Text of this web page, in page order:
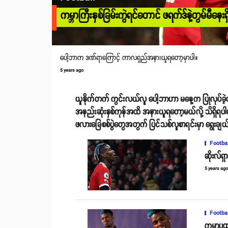
ကမ္ဘာကြီးနှစ်ခြမ်းကွဲရင်တောင် ဖရက်ဒ်နဲ့တွမ်
ပေါ့ဘာက ဒဏ်ရာကြောင့် ကာလရှည်အနားယူရတော့မှာပါ။
5 years ago
ယူနိုက်တက် ကွင်းလယ်လူ ပေါ့ဘာဟာ မနေ့က ပြုလုပ်ခဲ့တဲ့
အနည်းဆုံးနှစ်ကုန်အထိ အနားယူရတော့မယ်လို့ သိရှိရပါ
ဖလားခြေစစ်ပွဲတွေအတွက် ပြင်သစ်လူစာရင်းမှာ ရွေးချ
ဆိုးလ်ရှ
5 years ago